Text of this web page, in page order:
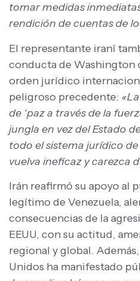
tomar medidas
rendición de cuentas de
El representante iraní
conducta de Washington
orden jurídico
peligroso precedente:
de ‘paz a través de la
jungla en vez del Estado
todo el sistema jurídico de
vuelva ineficaz y carezca
Irán reafirmó su apoyo al
legítimo de Venezuela,
consecuencias de la
EEUU, con su actitud,
regional y global.
Unidos ha manifestado